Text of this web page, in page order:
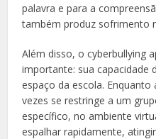
palavra e para a
também produz sofrimento
Além disso, o cyberbullying
importante: sua capacidade
espaço da escola.
vezes se restringe a um
específico, no ambiente
espalhar rapidamente,